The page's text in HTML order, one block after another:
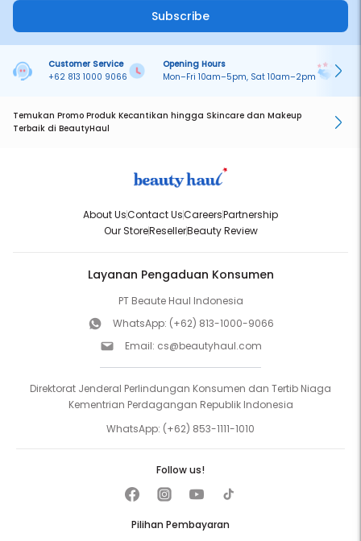
Subscribe
Customer Service
+62 813 1000 9066
Opening Hours
Mon–Fri 10am–5pm, Sat 10am–2pm
Temukan Promo Produk Kecantikan hingga Skincare dan Makeup
Terbaik di BeautyHaul
About UsContact UsCareersPartnership
Our StoreResellerBeauty Review
Layanan Pengaduan Konsumen
PT Beaute Haul Indonesia
WhatsApp: (+62) 813-1000-9066
Email: cs@beautyhaul.com
Direktorat Jenderal Perlindungan Konsumen dan Tertib Niaga
Kementrian Perdagangan Republik Indonesia
WhatsApp: (+62) 853-1111-1010
Pilihan Pembayaran
Follow us!